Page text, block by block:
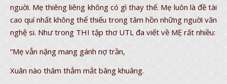
nguời. Mẹ thiêng liêng không có gì thay thế. Mẹ luôn là đề tài
cao quí nhất không thể thiếu trong tâm hồn những nguời văn
nghệ si. Như trong THI tập thơ UTL đa viết về MẸ rất nhiều:
“Mẹ vẫn nặng mang gánh nợ trần,
Xuân nào thăm thẳm mắt bâng khuâng.